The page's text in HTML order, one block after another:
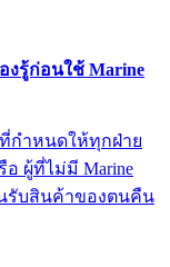
งรู้ก่อนใช้ Marine
ที่กำหนดให้ทุกฝ่าย
อ ผู้ที่ไม่มี Marine
นรับสินค้าของตนคืน